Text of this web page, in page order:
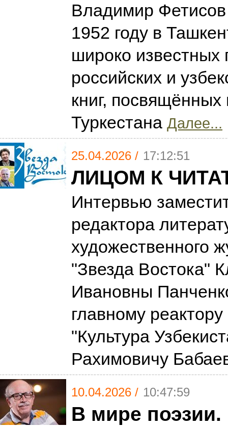
Владимир
1952 году в
широко известных
российских и
книг, посвящённых
Туркестана Далее...
25.04.2026 / 17:12:51
ЛИЦОМ К
Интервью
редактора
художественного
"Звезда Востока"
Ивановны
главному
"Культура
Рахимовичу
10.04.2026 / 10:47:59
В мире поэзии.